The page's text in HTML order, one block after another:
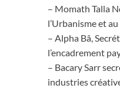
– Momath Talla
l’Urbanisme et
– Alpha Bâ,
l’encadrement
– Bacary Sarr
industries